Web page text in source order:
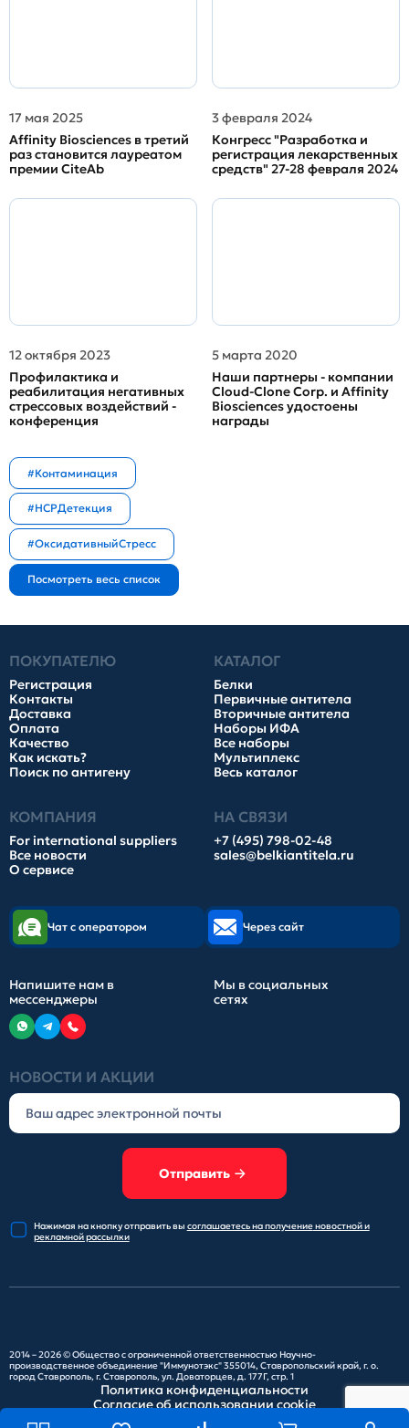
17 мая 2025
Affinity Biosciences в третий
раз становится лауреатом
премии CiteAb
3 февраля 2024
Конгресс "Разработка и
регистрация лекарственных
средств" 27-28 февраля 2024
12 октября 2023
Профилактика и
реабилитация негативных
стрессовых воздействий -
конференция
5 марта 2020
Наши партнеры - компании
Cloud-Clone Corp. и Affinity
Biosciences удостоены
награды
#Контаминация
#HCPДетекция
#ОксидативныйСтресс
ПОКУПАТЕЛЮ
Регистрация
Контакты
Доставка
Оплата
Качество
Как искать?
Поиск по антигену
КАТАЛОГ
Белки
Первичные антитела
Вторичные антитела
Наборы ИФА
Все наборы
Мультиплекс
Весь каталог
КОМПАНИЯ
For international suppliers
Все новости
О сервисе
НА СВЯЗИ
+7 (495) 798-02-48
sales@belkiantitela.ru
НОВОСТИ И АКЦИИ
Отправить
Нажимая на кнопку отправитьвы соглашаетесь на получениеновостной и
рекламной рассылки
Чат с оператором Через сайт
Напишите нам в
мессенджеры
Мы в социальных
сетях
2014 – 2026 ©Общество с ограниченной ответственностью Научно-
производственное объединение "Иммунотэкс"355014, Ставропольский край, г. о.
город Ставрополь, г. Ставрополь, ул. Доваторцев, д. 177Г, стр. 1
Политика конфиденциальности
Согласие об использовании cookie
Карта сайта